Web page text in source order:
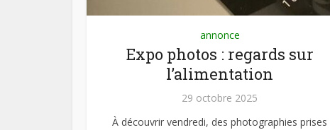
annonce
Expo photos : regards sur
l’alimentation
29 octobre 2025
À découvrir vendredi, des photographies prises